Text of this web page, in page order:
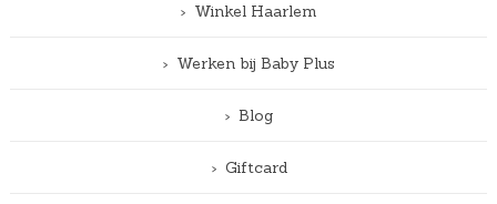
Winkel Haarlem
Werken bij Baby Plus
Blog
Giftcard